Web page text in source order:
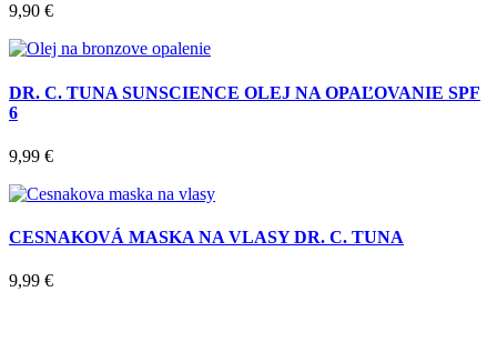
9,90 €
DR. C. TUNA SUNSCIENCE OLEJ NA OPAĽOVANIE SPF
6
9,99 €
CESNAKOVÁ MASKA NA VLASY DR. C. TUNA
9,99 €